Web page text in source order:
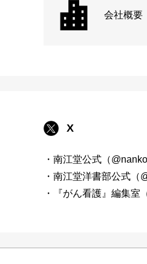
会社概要
X
・南江堂公式（
・南江堂洋書部公式（
・『がん看護』編集室